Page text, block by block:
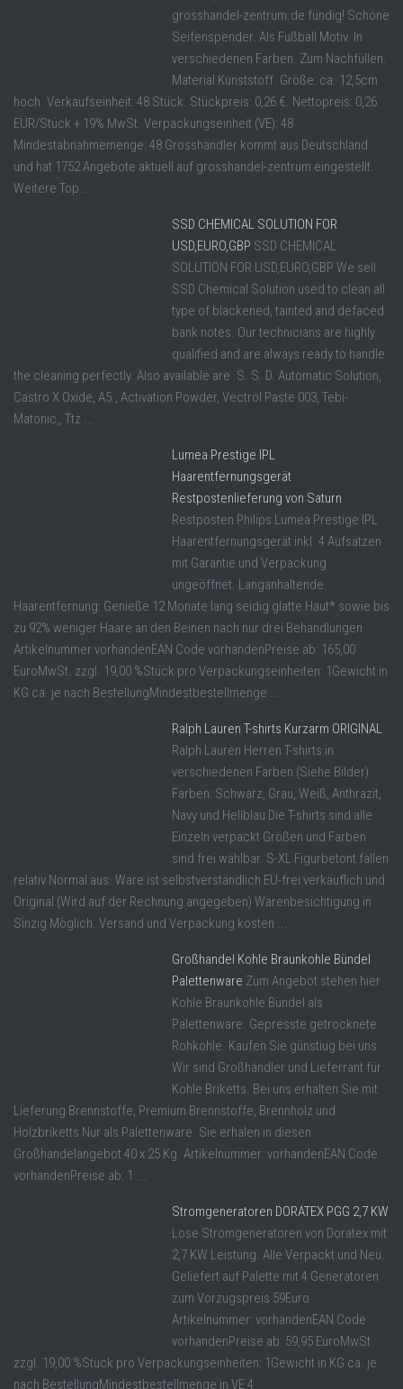
grosshandel-zentrum.de fündig! Schöne
Seifenspender. Als Fußball Motiv. In
verschiedenen Farben. Zum Nachfüllen.
Material Kunststoff. Größe: ca. 12,5cm
hoch. Verkaufseinheit: 48 Stück. Stückpreis: 0,26 €. Nettopreis: 0,26
EUR/Stück + 19% MwSt. Verpackungseinheit (VE): 48
Mindestabnahmemenge: 48 Grosshändler kommt aus Deutschland
und hat 1752 Angebote aktuell auf grosshandel-zentrum eingestellt.
Weitere Top ...
SSD CHEMICAL SOLUTION FOR
USD,EURO,GBP SSD CHEMICAL
SOLUTION FOR USD,EURO,GBP We sell
SSD Chemical Solution used to clean all
type of blackened, tainted and defaced
bank notes. Our technicians are highly
qualified and are always ready to handle
the cleaning perfectly. Also available are .S. S. D. Automatic Solution,
Castro X Oxide, A5., Activation Powder, Vectrol Paste 003, Tebi-
Matonic,, Ttz ...
Lumea Prestige IPL
Haarentfernungsgerät
Restpostenlieferung von Saturn
Restposten Philips Lumea Prestige IPL
Haarentfernungsgerät inkl. 4 Aufsätzen
mit Garantie und Verpackung
ungeöffnet. Langanhaltende
Haarentfernung: Genieße 12 Monate lang seidig glatte Haut* sowie bis
zu 92% weniger Haare an den Beinen nach nur drei Behandlungen
Artikelnummer vorhandenEAN Code vorhandenPreise ab: 165,00
EuroMwSt. zzgl. 19,00 %Stück pro Verpackungseinheiten: 1Gewicht in
KG ca. je nach BestellungMindestbestellmenge ...
Ralph Lauren T-shirts Kurzarm ORIGINAL
Ralph Lauren Herren T-shirts in
verschiedenen Farben (Siehe Bilder)
Farben: Schwarz, Grau, Weiß, Anthrazit,
Navy und Hellblau Die T-shirts sind alle
Einzeln verpackt Größen und Farben
sind frei wählbar. S-XL Figurbetont fallen
relativ Normal aus. Ware ist selbstverständlich EU-frei verkäuflich und
Original (Wird auf der Rechnung angegeben) Warenbesichtigung in
Sinzig Möglich. Versand und Verpackung kosten ...
Großhandel Kohle Braunkohle Bündel
Palettenware Zum Angebot stehen hier
Kohle Braunkohle Bündel als
Palettenware. Gepresste getrocknete
Rohkohle. Kaufen Sie günstiug bei uns.
Wir sind Großhändler und Lieferrant für
Kohle Briketts. Bei uns erhalten Sie mit
Lieferung Brennstoffe, Premium Brennstoffe, Brennholz und
Holzbriketts Nur als Palettenware. Sie erhalen in diesen
Großhandelangebot 40 x 25 Kg. Artikelnummer: vorhandenEAN Code
vorhandenPreise ab: 1 ...
Stromgeneratoren DORATEX PGG 2,7 KW
Lose Stromgeneratoren von Doratex mit
2,7 KW Leistung. Alle Verpackt und Neu.
Geliefert auf Palette mit 4 Generatoren
zum Vorzugspreis 59Euro
Artikelnummer: vorhandenEAN Code
vorhandenPreise ab: 59,95 EuroMwSt.
zzgl. 19,00 %Stück pro Verpackungseinheiten: 1Gewicht in KG ca. je
nach BestellungMindestbestellmenge in VE 4